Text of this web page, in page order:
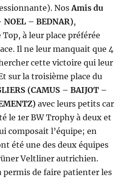
NosAmis du
– BEDNAR),
à leur place préférée
Il ne leur manquait que 4
cette victoire qui leur
sur la troisième place du
(CAMUS – BAIJOT –
avec leurs petits car
le 1er BW Trophy à deux et
composait l’équipe; en
été une des deux équipes
Veltliner autrichien.
permis de faire patienter les